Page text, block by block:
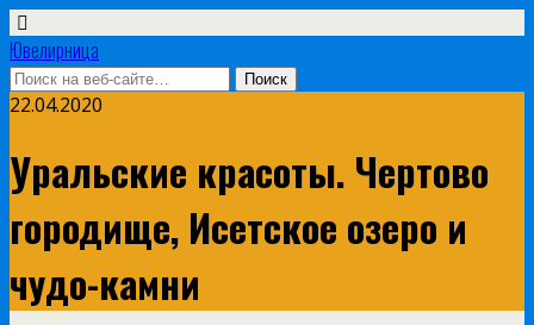
Ювелирница
22.04.2020
Уральские красоты. Чертово
городище, Исетское озеро и
чудо-камни